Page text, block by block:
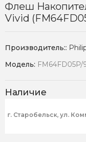
Флеш
Vivid
Производитель::
Модель: FM64FD05P/
Наличие
г. Старобельск, ул.